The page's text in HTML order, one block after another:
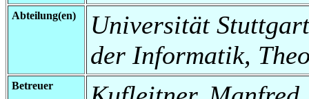
Abteilung(en)
Universität
der Informatik,
Betreuer